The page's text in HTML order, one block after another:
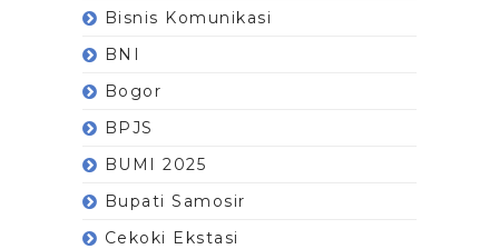
Bisnis Komunikasi
BNI
Bogor
BPJS
BUMI 2025
Bupati Samosir
Cekoki Ekstasi